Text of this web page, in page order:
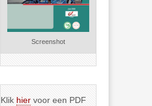
Screenshot
Klik hier voor een PDF